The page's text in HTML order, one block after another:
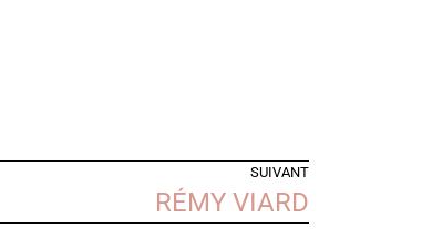
SUIVANT
RÉMY VIARD